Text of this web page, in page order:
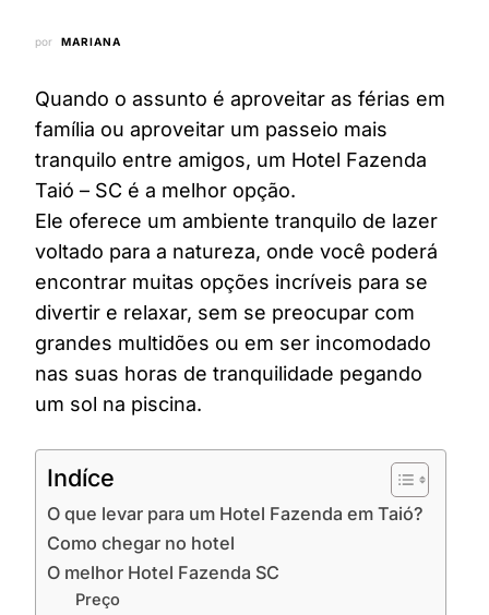
por MARIANA
Quando o assunto é aproveitar as férias em
família ou aproveitar um passeio mais
tranquilo entre amigos, um Hotel Fazenda
Taió – SC é a melhor opção.
Ele oferece um ambiente tranquilo de lazer
voltado para a natureza, onde você poderá
encontrar muitas opções incríveis para se
divertir e relaxar, sem se preocupar com
grandes multidões ou em ser incomodado
nas suas horas de tranquilidade pegando
um sol na piscina.
Indíce
O que levar para um Hotel Fazenda em Taió?
Como chegar no hotel
O melhor Hotel Fazenda SC
Preço